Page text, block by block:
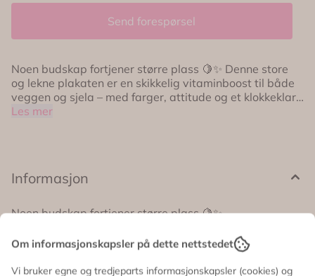
Send forespørsel
Noen budskap fortjener større plass 🍋✨ Denne store
og lekne plakaten er en skikkelig vitaminboost til både
veggen og sjela – med farger, attitude og et klokkeklart
budskap: Når livet gir deg sitroner… squeeze that
Råkul gave til deg selv eller noen du digger Et ekte
Les mer
Informasjon
Noen budskap fortjener større plass 🍋✨
vitaminboost til både veggen og sjela – med farger,
attitude og et klokkeklart budskap: Når livet gir deg
Om informasjonskapsler på dette nettstedet
Vi bruker egne og tredjeparts informasjonskapsler (cookies) og